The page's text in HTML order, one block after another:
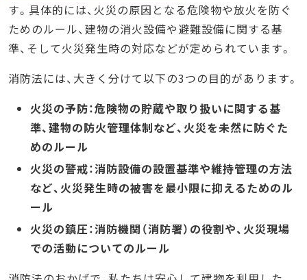
す。具体的には、火災の原因となる危険物や放火を防ぐ
ためのルール、建物の消火設備や避難設備に関する基
準、そして火災発生時の対応などが定められています。
消防法には、大きく分けて以下の3つの目的があります。
火災の予防：危険物の貯蔵や取り扱いに関する基
準、建物の防火管理体制など、火災を未然に防ぐた
めのルール
火災の警戒：消防設備の設置基準や維持管理の方法
など、火災発生時の被害を最小限に抑えるためのル
ール
火災の鎮圧：消防機関（消防署）の役割や、火災現場
での活動についてのルール